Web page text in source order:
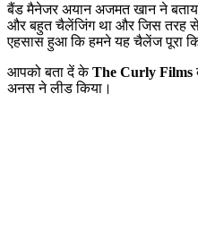
बैंड मैनेजर अयान अजमत खान ने
और बहुत चैलेंजिंग था और जिस तरह से
एहसास हुआ कि हमने यह चैलेंज पूरा
आपको बता दें केThe Curly Films
अनस ने लीड किया।